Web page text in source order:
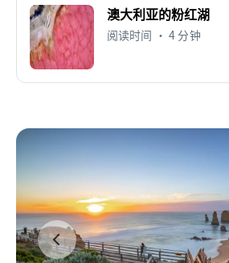
澳大利亚的粉红湖
阅读时间 • 4 分钟